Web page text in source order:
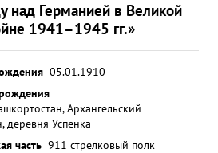
над Германией в Великой
1941–1945 гг.»
05.01.1910
Архангельский
деревня Успенка
часть 911 стрелковый полк